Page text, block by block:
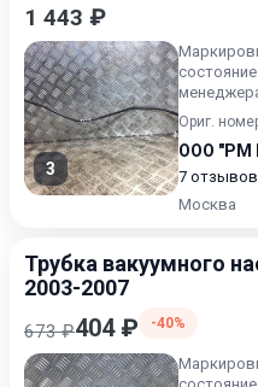
1 443 ₽
3
дней.
Ориг.
ООО "РМ
7 отзывов
Москва
Трубка вакуумного
2003-2007
673 ₽404 ₽ -40%